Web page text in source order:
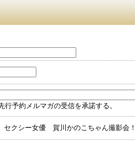
行予約メルマガの受信を承諾する。
クシー女優 賀川かのこちゃん撮影会